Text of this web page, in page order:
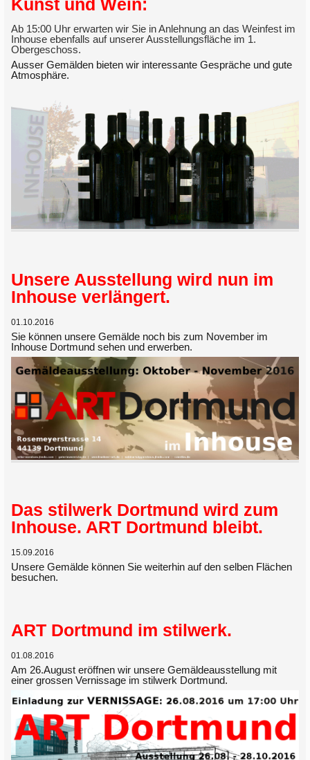
Kunst und Wein:
Ab 15:00 Uhr erwarten wir Sie in Anlehnung an das Weinfest im
Inhouse ebenfalls auf unserer Ausstellungsfläche im 1.
Obergeschoss.
Ausser Gemälden bieten wir interessante Gespräche und gute
Atmosphäre.
Unsere Ausstellung wird nun im
Inhouse verlängert.
01.10.2016
Sie können unsere Gemälde noch bis zum November im
Inhouse Dortmund sehen und erwerben.
Das stilwerk Dortmund wird zum
Inhouse. ART Dortmund bleibt.
15.09.2016
Unsere Gemälde können Sie weiterhin auf den selben Flächen
besuchen.
ART Dortmund im stilwerk.
01.08.2016
Am 26.August eröffnen wir unsere Gemäldeausstellung mit
einer grossen Vernissage im stilwerk Dortmund.